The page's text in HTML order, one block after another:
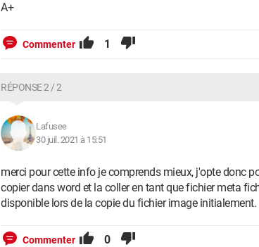
A+
Commenter 1
RÉPONSE 2 / 2
Lafusee
30 juil. 2021 à 15:51
merci pour cette info je comprends mieux, j'opte donc
copier dans word et la coller en tant que fichier meta
disponible lors de la copie du fichier image initialement.
Commenter 0